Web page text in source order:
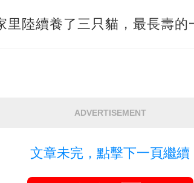
陸續養了三只貓，最長壽的
ADVERTISEMENT
文章未完，點擊下一頁繼續